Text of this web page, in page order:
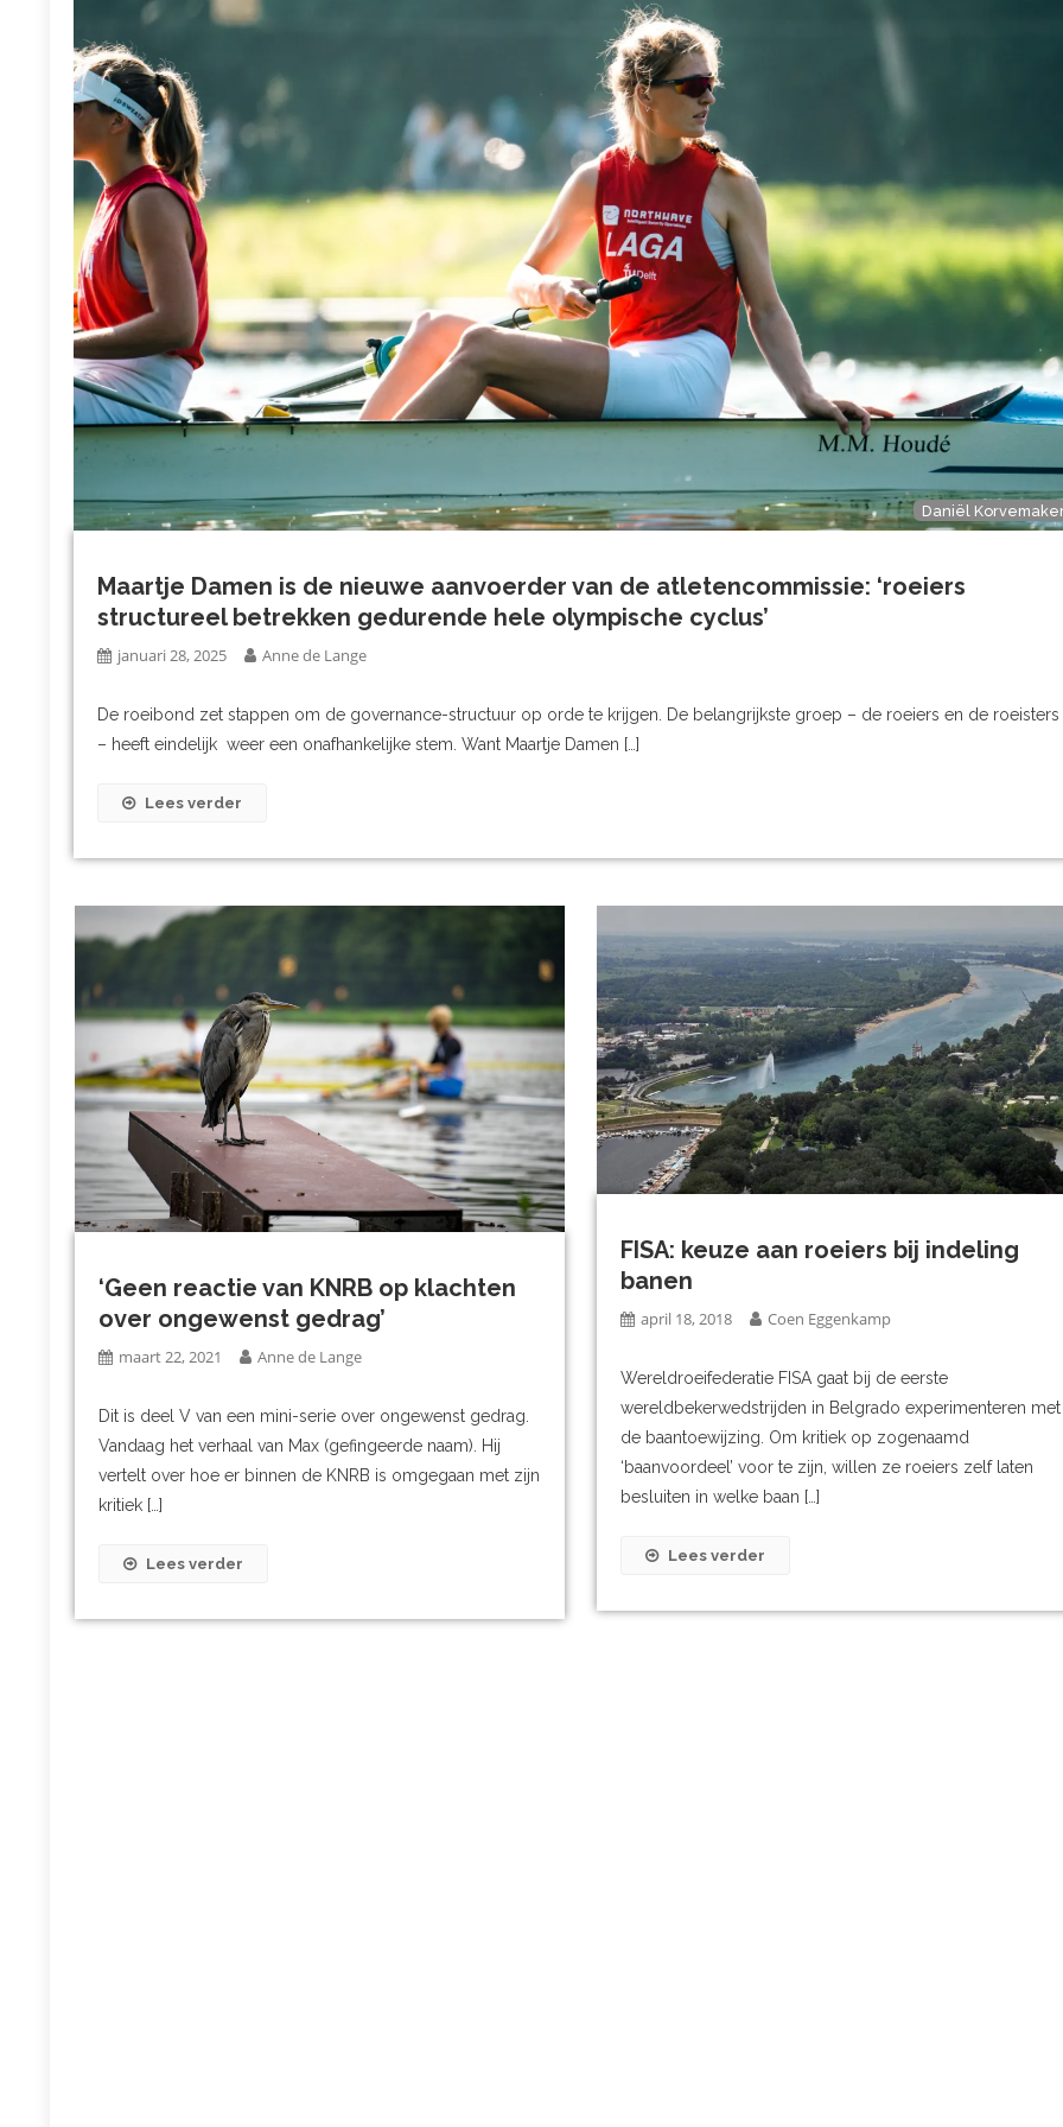
Daniël
Maartje Damen is de nieuwe aanvoerder van de atletencommissie: ‘roeiers
structureel betrekken gedurende hele olympische cyclus’
januari 28, 2025 Anne de Lange
De roeibond zet stappen om de governance-structuur op orde te krijgen. De belangrijkste groep – de roeiers en de roeisters
– heeft eindelijk weer een onafhankelijke stem. Want Maartje Damen […]
Lees verder
‘Geen reactie van KNRB op klachten
over ongewenst gedrag’
maart 22, 2021 Anne de Lange
Dit is deel V van een mini-serie over ongewenst gedrag.
Vandaag het verhaal van Max (gefingeerde naam). Hij
vertelt over hoe er binnen de KNRB is omgegaan met zijn
kritiek […]
Lees verder
FISA: keuze aan roeiers bij indeling
banen
april 18, 2018 Coen Eggenkamp
Wereldroeifederatie FISA gaat bij de eerste
wereldbekerwedstrijden in Belgrado experimenteren met
de baantoewijzing. Om kritiek op zogenaamd
‘baanvoordeel’ voor te zijn, willen ze roeiers zelf laten
besluiten in welke baan […]
Lees verder